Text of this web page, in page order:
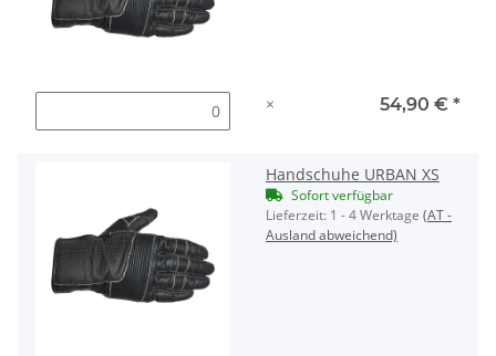
× 54,90 € *
Handschuhe URBAN XS
Sofort verfügbar
Lieferzeit: 1 - 4 Werktage (AT -
Ausland abweichend)